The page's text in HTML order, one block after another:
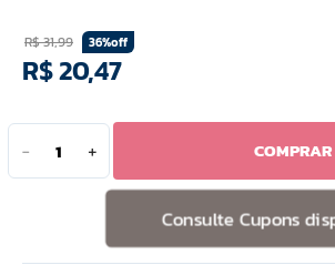
R$31,99 36%off
R$20,47
＋
－ COMPRAR
Consulte Cupons
6º
clareador
7º
creme
º
camiseta
10º hidratante